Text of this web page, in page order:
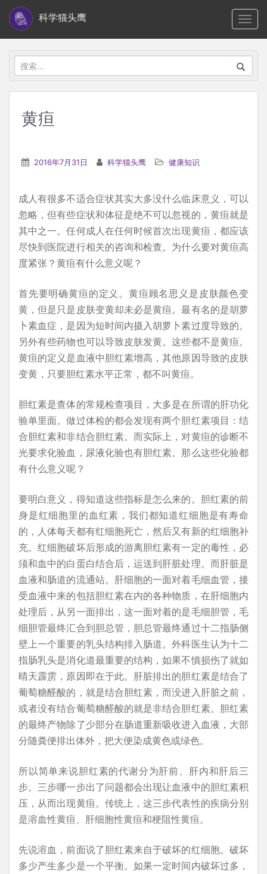
i
科学猫头鹰
搜
索：
黄疸
2016年7月31日 科学猫头鹰 健康知识
成人有很多不适合症状其实大多没什么临床意义，可以
忽略，但有些症状和体征是绝不可以忽视的，黄疸就是
其中之一。任何成人在任何时候首次出现黄疸，都应该
尽快到医院进行相关的咨询和检查。为什么要对黄疸高
度紧张？黄疸有什么意义呢？
首先要明确黄疸的定义。黄疸顾名思义是皮肤颜色变
黄，但是只是皮肤变黄却未必是黄疸。最有名的是胡萝
卜素血症，是因为短时间内摄入胡萝卜素过度导致的。
另外有些药物也可以导致皮肤发黄。这些都不是黄疸。
黄疸的定义是血液中胆红素增高，其他原因导致的皮肤
变黄，只要胆红素水平正常，都不叫黄疸。
胆红素是查体的常规检查项目，大多是在所谓的肝功化
验单里面。做过体检的都会发现有两个胆红素项目：结
合胆红素和非结合胆红素。而实际上，对黄疸的诊断不
光要求化验血，尿液化验也有胆红素。那么这些化验都
有什么意义呢？
要明白意义，得知道这些指标是怎么来的。胆红素的前
身是红细胞里的血红素，我们都知道红细胞是有寿命
的，人体每天都有红细胞死亡，然后又有新的红细胞补
充。红细胞破坏后形成的游离胆红素有一定的毒性，必
须和血中的白蛋白结合后，运送到肝脏处理。而肝脏是
血液和肠道的流通站。肝细胞的一面对着毛细血管，接
受血液中来的包括胆红素在内的各种物质，在肝细胞内
处理后，从另一面排出，这一面对着的是毛细胆管，毛
细胆管最终汇合到胆总管，胆总管最终通过十二指肠侧
壁上一个重要的乳头结构排入肠道。外科医生认为十二
指肠乳头是消化道最重要的结构，如果不慎损伤了就如
晴天霹雳，原因即在于此。肝脏排出的胆红素是结合了
葡萄糖醛酸的，就是结合胆红素，而没进入肝脏之前，
或者没有结合葡萄糖醛酸的就是非结合胆红素。胆红素
的最终产物除了少部分在肠道重新吸收进入血液，大部
分随粪便排出体外，把大便染成黄色或绿色。
所以简单来说胆红素的代谢分为肝前、肝内和肝后三
步。三步哪一步出了问题都会出现让血液中的胆红素积
压，从而出现黄疸。传统上，这三步代表性的疾病分别
是溶血性黄疸、肝细胞性黄疸和梗阻性黄疸。
先说溶血，前面说了胆红素来自于破坏的红细胞。破坏
多少产生多少是一个平衡。如果一定时间内破坏过多，